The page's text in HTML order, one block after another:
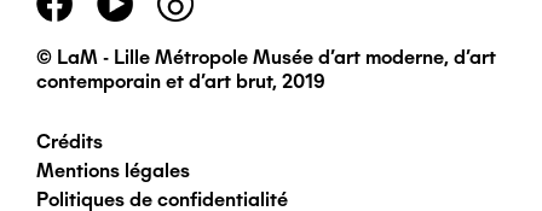
principal
© LaM - Lille Métropole Musée d'art moderne, d'art
contemporain et d'art brut, 2019
Pied
Crédits
Mentions légales
Politiques de confidentialité